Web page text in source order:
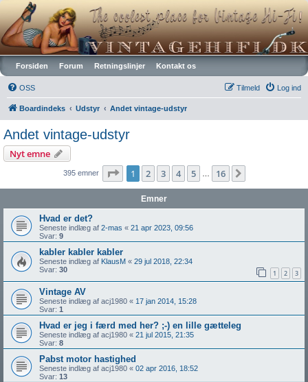
Vintagehifi.dk
Forsiden Forum Retningslinjer Kontakt os
OSS Log ind
Tilmeld
Boardindeks Udstyr Andet vintage-udstyr
Andet vintage-udstyr
Nyt emne
395 emner Side af 16
1 2 3 4 5 16
Emner
Hvad er det?
Seneste indlæg af 2-mas « 21 apr 2023, 09:56
Svar: 9
kabler kabler kabler
Seneste indlæg af KlausM « 29 jul 2018, 22:34
Svar: 30 1 2 3
Vintage AV
Seneste indlæg af acj1980 « 17 jan 2014, 15:28
Svar: 1
Hvad er jeg i færd med her? ;-) en lille gætteleg
Seneste indlæg af acj1980 « 21 jul 2015, 21:35
Svar: 8
Pabst motor hastighed
Seneste indlæg af acj1980 « 02 apr 2016, 18:52
Svar: 13